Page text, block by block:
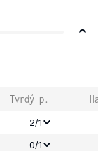
Tvrdý p.
2/1
0/1